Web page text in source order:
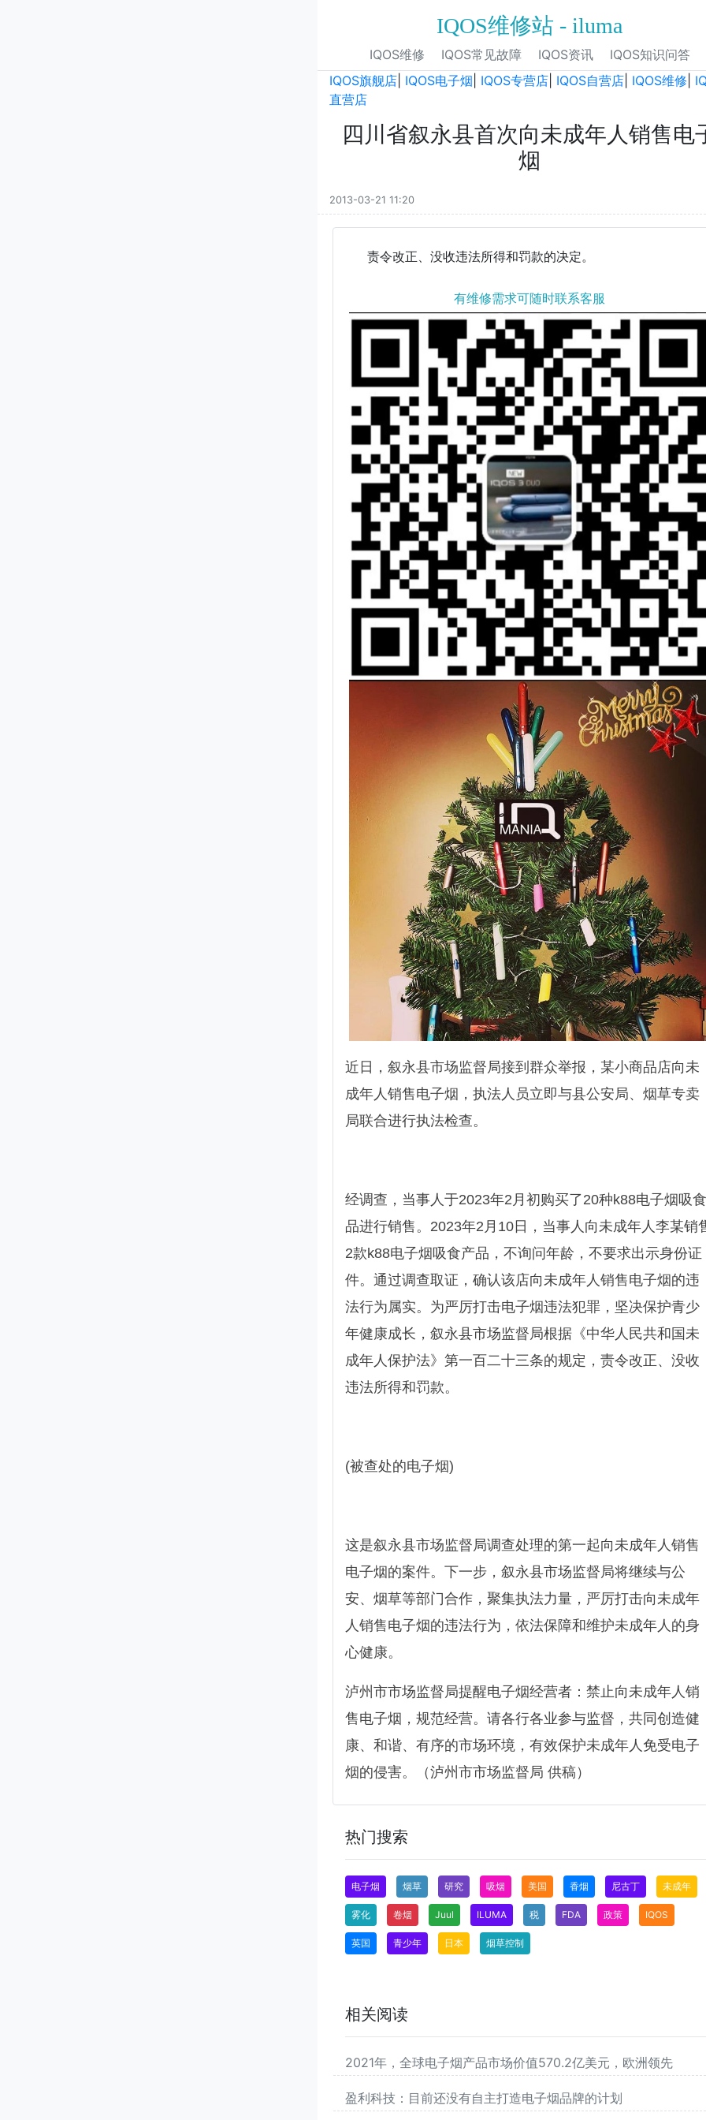
IQOS维修站 - iluma
IQOS维修 IQOS常见故障 IQOS资讯
IQOS知识问答
IQOS旗舰店 IQOS电子烟 IQOS专营店 IQOS自营店 IQOS维修
直营店
四川省叙永县首次向未成年人销售电
烟
2013-03-21 11:20
责令改正、没收违法所得和罚款的决定。
有维修需求可随时联系客服
近日，叙永县市场监督局接到群众举报，某小商品店向未
成年人销售电子烟，执法人员立即与县公安局、烟草专卖
局联合进行执法检查。
经调查，当事人于2023年2月初购买了20种k88电子烟吸
品进行销售。2023年2月10日，当事人向未成年人李某销
2款k88电子烟吸食产品，不询问年龄，不要求出示身份证
件。通过调查取证，确认该店向未成年人销售电子烟的违
法行为属实。为严厉打击电子烟违法犯罪，坚决保护青少
年健康成长，叙永县市场监督局根据《中华人民共和国未
成年人保护法》第一百二十三条的规定，责令改正、没收
违法所得和罚款。
(被查处的电子烟)
这是叙永县市场监督局调查处理的第一起向未成年人销售
电子烟的案件。下一步，叙永县市场监督局将继续与公
安、烟草等部门合作，聚集执法力量，严厉打击向未成年
人销售电子烟的违法行为，依法保障和维护未成年人的身
心健康。
泸州市市场监督局提醒电子烟经营者：禁止向未成年人销
售电子烟，规范经营。请各行各业参与监督，共同创造健
康、和谐、有序的市场环境，有效保护未成年人免受电子
烟的侵害。（泸州市市场监督局 供稿）
热门搜索
电子烟 烟草 研究 吸烟 美国 香烟 尼古丁 未成年
雾化 卷烟 Juul ILUMA 税 FDA 政策 IQOS
英国 青少年 日本 烟草控制
相关阅读
2021年，全球电子烟产品市场价值570.2亿美元，欧洲领先
盈利科技：目前还没有自主打造电子烟品牌的计划